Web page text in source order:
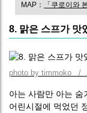
MAP：
「쿠로이와
8. 맑은 스프가 맛
photo by timmoko /
아는 사람만 아는 숨
어린시절에 먹었던